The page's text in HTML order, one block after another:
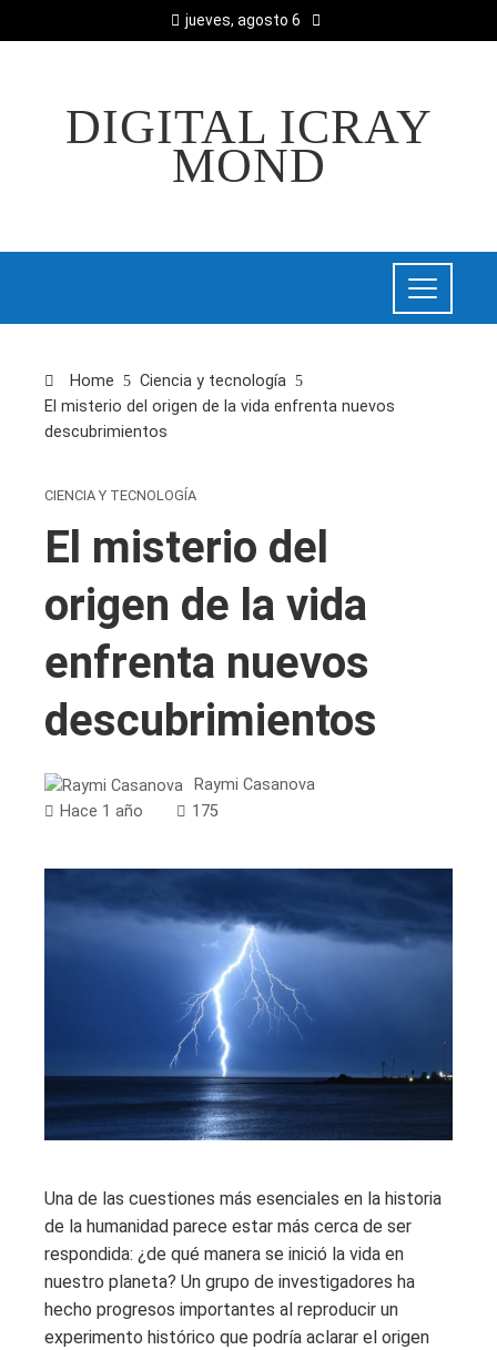
jueves, agosto 6
DIGITAL ICRAY
MOND
Home
Ciencia y tecnología
El misterio del origen de la vida enfrenta nuevos
descubrimientos
CIENCIA Y TECNOLOGÍA
El misterio del
origen de la vida
enfrenta nuevos
descubrimientos
Raymi Casanova
Hace 1 año
175
Una de las cuestiones más esenciales en la historia
de la humanidad parece estar más cerca de ser
respondida: ¿de qué manera se inició la vida en
nuestro planeta? Un grupo de investigadores ha
hecho progresos importantes al reproducir un
experimento histórico que podría aclarar el origen